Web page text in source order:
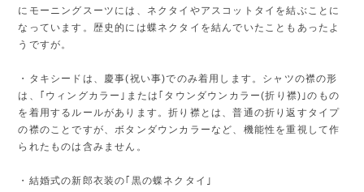
にモーニングスーツには、ネクタイやアスコットタイを結ぶことに
なっています。歴史的には蝶ネクタイを結んでいたこともあったよ
うですが。
・タキシードは、慶事(祝い事)でのみ着用します。シャツの襟の形
は、｢ウィングカラー｣または｢タウンダウンカラー(折り襟)｣のもの
を着用するルールがあります。折り襟とは、普通の折り返すタイプ
の襟のことですが、ボタンダウンカラーなど、機能性を重視して作
られたものは含みません。
・結婚式の新郎衣装の｢黒の蝶ネクタイ｣